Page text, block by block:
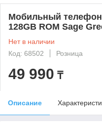
Мобильный телефон
128GB ROM Sage
Нет в наличии
Код: 68502
Розница
49 990 ₸
Описание